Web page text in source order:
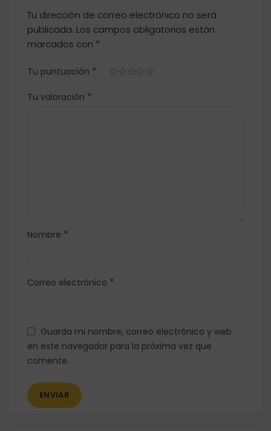
Tu dirección de correo electrónico no será
publicada. Los campos obligatorios están
marcados con *
Tu puntuación *
Tu valoración *
Nombre *
Correo electrónico *
Guarda mi nombre, correo electrónico y web
en este navegador para la próxima vez que
comente.